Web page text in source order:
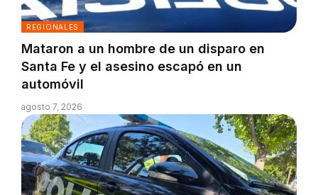
REGIONALES
Mataron a un hombre de un disparo en
Santa Fe y el asesino escapó en un
automóvil
agosto 7, 2026